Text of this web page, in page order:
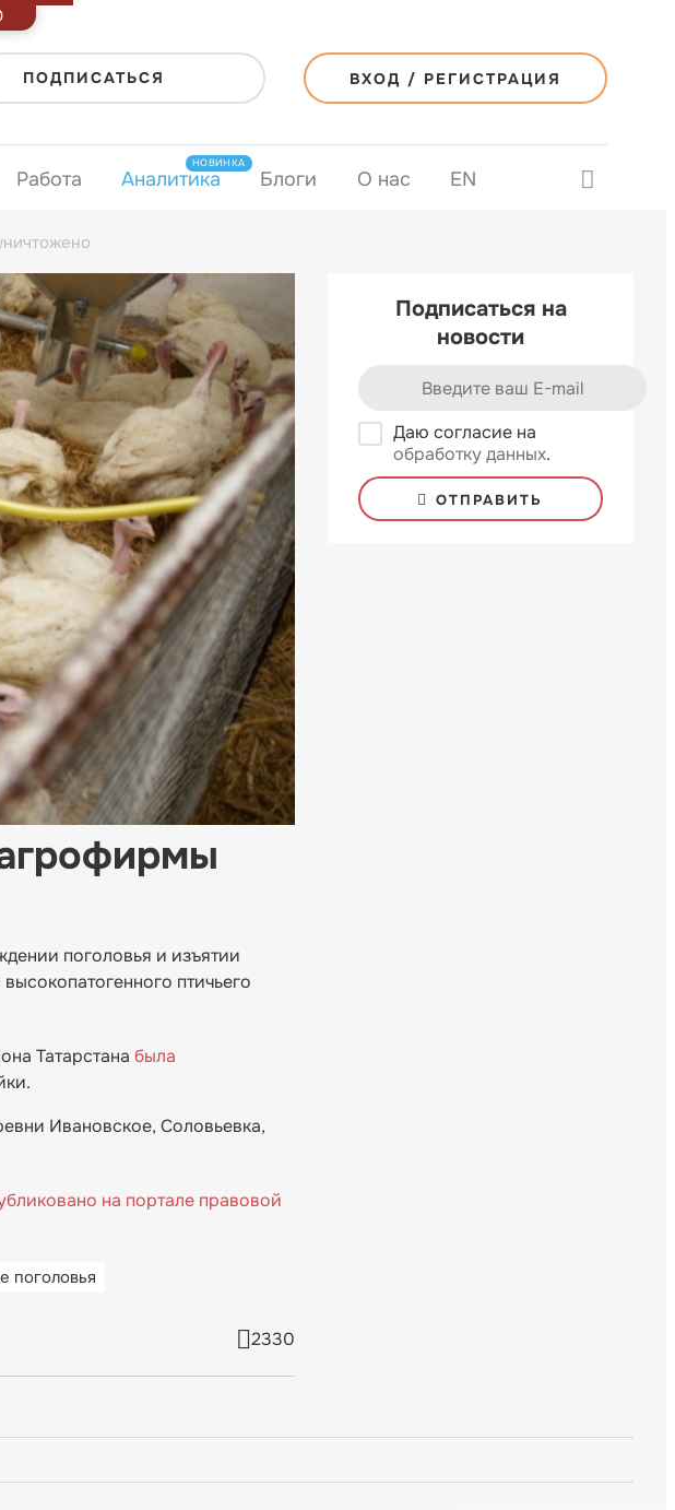
ПОДПИСАТЬСЯ ВХОД / РЕГИСТРАЦИЯ
Работа Аналитика
НОВИНКА
Блоги О нас EN
поголовья и изъятии
птичьего
Татарстана была
Ивановское, Соловьевка,
на портале правовой
поголовья
2330
Подписаться на
новости
Даю согласие на
обработку данных.
ОТПРАВИТЬ